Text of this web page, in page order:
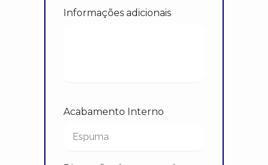
Informações adicionais
Acabamento Interno